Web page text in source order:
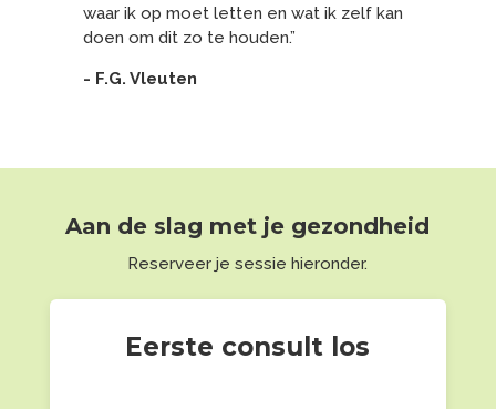
waar ik op moet letten en wat ik zelf kan
doen om dit zo te houden.”
- F.G. Vleuten
Aan de slag met je gezondheid
Reserveer je sessie hieronder.
Eerste consult los